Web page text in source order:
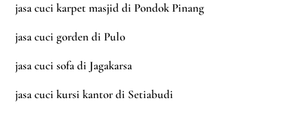
jasa cuci karpet masjid di Pondok Pinang
jasa cuci gorden di Pulo
jasa cuci sofa di Jagakarsa
jasa cuci kursi kantor di Setiabudi